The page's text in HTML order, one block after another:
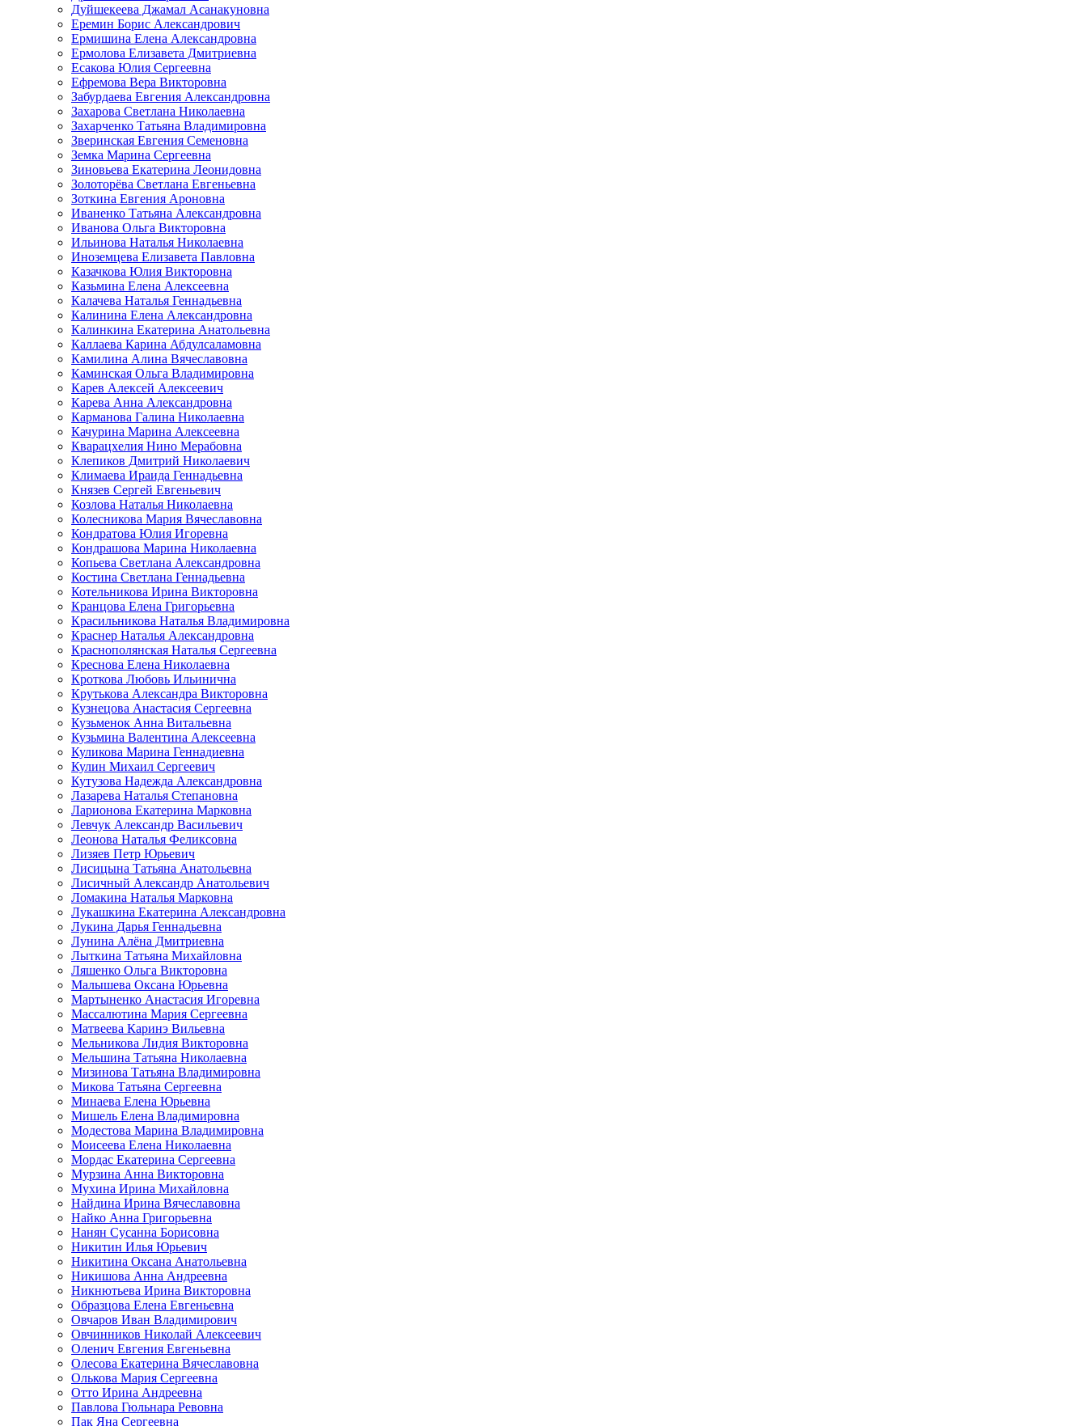
Дуйшекеева Джамал Асанакуновна
Еремин Борис Александрович
Ермишина Елена Александровна
Ермолова Елизавета Дмитриевна
Есакова Юлия Сергеевна
Ефремова Вера Викторовна
Забурдаева Евгения Александровна
Захарова Светлана Николаевна
Захарченко Татьяна Владимировна
Зверинская Евгения Семеновна
Земка Марина Сергеевна
Зиновьева Екатерина Леонидовна
Золоторёва Светлана Евгеньевна
Зоткина Евгения Ароновна
Иваненко Татьяна Александровна
Иванова Ольга Викторовна
Ильинова Наталья Николаевна
Иноземцева Елизавета Павловна
Казачкова Юлия Викторовна
Казьмина Елена Алексеевна
Калачева Наталья Геннадьевна
Калинина Елена Александровна
Калинкина Екатерина Анатольевна
Каллаева Карина Абдулсаламовна
Камилина Алина Вячеславовна
Каминская Ольга Владимировна
Карев Алексей Алексеевич
Карева Анна Александровна
Карманова Галина Николаевна
Качурина Марина Алексеевна
Кварацхелия Нино Мерабовна
Клепиков Дмитрий Николаевич
Климаева Ираида Геннадьевна
Князев Сергей Евгеньевич
Козлова Наталья Николаевна
Колесникова Мария Вячеславовна
Кондратова Юлия Игоревна
Кондрашова Марина Николаевна
Копьева Светлана Александровна
Костина Светлана Геннадьевна
Котельникова Ирина Викторовна
Кранцова Елена Григорьевна
Красильникова Наталья Владимировна
Краснер Наталья Александровна
Краснополянская Наталья Сергеевна
Креснова Елена Николаевна
Кроткова Любовь Ильинична
Крутькова Александра Викторовна
Кузнецова Анастасия Сергеевна
Кузьменок Анна Витальевна
Кузьмина Валентина Алексеевна
Куликова Марина Геннадиевна
Кулин Михаил Сергеевич
Кутузова Надежда Александровна
Лазарева Наталья Степановна
Ларионова Екатерина Марковна
Левчук Александр Васильевич
Леонова Наталья Феликсовна
Лизяев Петр Юрьевич
Лисицына Татьяна Анатольевна
Лисичный Александр Анатольевич
Ломакина Наталья Марковна
Лукашкина Екатерина Александровна
Лукина Дарья Геннадьевна
Лунина Алёна Дмитриевна
Лыткина Татьяна Михайловна
Ляшенко Ольга Викторовна
Малышева Оксана Юрьевна
Мартыненко Анастасия Игоревна
Массалютина Мария Сергеевна
Матвеева Каринэ Вильевна
Мельникова Лидия Викторовна
Мельшина Татьяна Николаевна
Мизинова Татьяна Владимировна
Микова Татьяна Сергеевна
Минаева Елена Юрьевна
Мишель Елена Владимировна
Модестова Марина Владимировна
Моисеева Елена Николаевна
Мордас Екатерина Сергеевна
Мурзина Анна Викторовна
Мухина Ирина Михайловна
Найдина Ирина Вячеславовна
Найко Анна Григорьевна
Нанян Сусанна Борисовна
Никитин Илья Юрьевич
Никитина Оксана Анатольевна
Никишова Анна Андреевна
Никнютьева Ирина Викторовна
Образцова Елена Евгеньевна
Овчаров Иван Владимирович
Овчинников Николай Алексеевич
Оленич Евгения Евгеньевна
Олесова Екатерина Вячеславовна
Олькова Мария Сергеевна
Отто Ирина Андреевна
Павлова Гюльнара Ревовна
Пак Яна Сергеевна